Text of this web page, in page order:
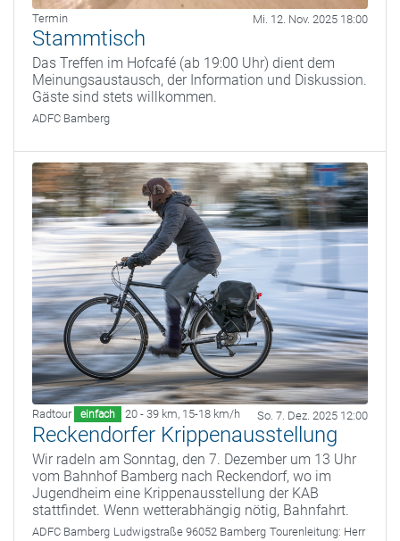
Termin Mi. 12. Nov. 2025 18:00
Stammtisch
Das Treffen im Hofcafé (ab 19:00 Uhr) dient dem
Meinungsaustausch, der Information und Diskussion.
Gäste sind stets willkommen.
ADFC Bamberg
Radtour einfach 20 - 39 km, 15-18 km/h So. 7. Dez. 2025 12:00
Reckendorfer Krippenausstellung
Wir radeln am Sonntag, den 7. Dezember um 13 Uhr
vom Bahnhof Bamberg nach Reckendorf, wo im
Jugendheim eine Krippenausstellung der KAB
stattfindet. Wenn wetterabhängig nötig, Bahnfahrt.
ADFC Bamberg Ludwigstraße 96052 Bamberg Tourenleitung: Herr